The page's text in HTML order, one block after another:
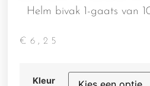
Helm bivak 1-gaats van
€ 6,25
Kleur